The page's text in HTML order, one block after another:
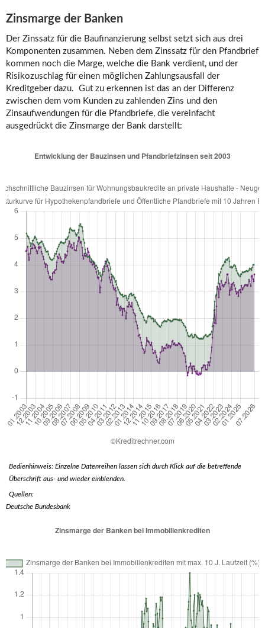
Zinsmarge der Banken
Der Zinssatz für die Baufinanzierung selbst setzt sich aus drei
Komponenten zusammen. Neben dem Zinssatz für den Pfandbrief
kommen noch die Marge, welche die Bank verdient, und der
Risikozuschlag für einen möglichen Zahlungsausfall der
Kreditgeber dazu. Gut zu erkennen ist das an der Differenz
zwischen dem vom Kunden zu zahlenden Zins und den
Zinsaufwendungen für die Pfandbriefe, die vereinfacht
ausgedrückt die Zinsmarge der Bank darstellt:
Bedienhinweis: Einzelne Datenreihen lassen sich durch Klick auf die betreffende
Überschrift aus- und wieder einblenden.
Quellen:
Deutsche Bundesbank